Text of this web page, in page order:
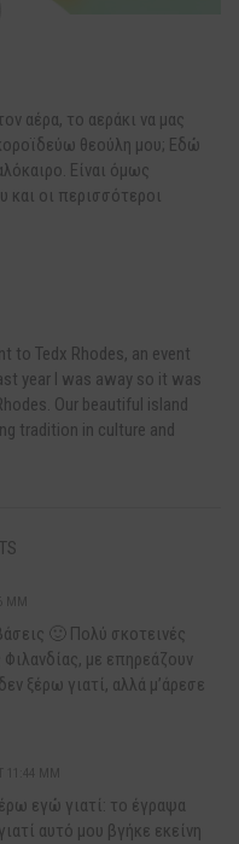
αέρα, το αεράκι να μας
θεούλη μου; Εδώ
Είναι όμως
και οι περισσότεροι
to Tedx Rhodes, an event
year I was away so it was
Our beautiful island
tradition in culture and
🙂 Πολύ σκοτεινές
με επηρεάζουν
ξέρω γιατί, αλλά μ’άρεσε
εγώ γιατί: το έγραψα
αυτό μου βγήκε εκείνη